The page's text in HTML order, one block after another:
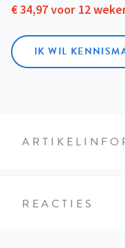
€ 34,97 voor 12
IK WIL
REACTIES